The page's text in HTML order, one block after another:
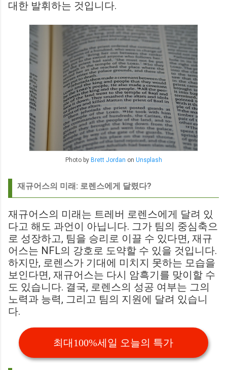
대한 발휘하는 것입니다.
Photo by Brett Jordan on Unsplash
재규어스의 미래: 로렌스에게 달렸다?
재규어스의 미래는 트레버 로렌스에게 달려 있
다고 해도 과언이 아닙니다. 그가 팀의 중심축으
로 성장하고, 팀을 승리로 이끌 수 있다면, 재규
어스는 NFL의 강호로 도약할 수 있을 것입니다.
하지만, 로렌스가 기대에 미치지 못하는 모습을
보인다면, 재규어스는 다시 암흑기를 맞이할 수
도 있습니다. 결국, 로렌스의 성공 여부는 그의
노력과 능력, 그리고 팀의 지원에 달려 있습니
다.
최대100%세일 오늘의 특가